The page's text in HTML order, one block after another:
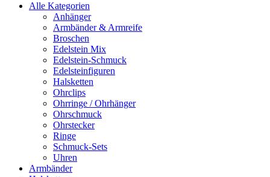
Alle Kategorien
Anhänger
Armbänder & Armreife
Broschen
Edelstein Mix
Edelstein-Schmuck
Edelsteinfiguren
Halsketten
Ohrclips
Ohrringe / Ohrhänger
Ohrschmuck
Ohrstecker
Ringe
Schmuck-Sets
Uhren
Armbänder